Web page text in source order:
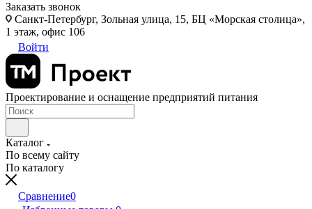
Заказать звонок
Санкт-Петербург, Зольная улица, 15, БЦ «Морская столица»,
1 этаж, офис 106
Войти
Проектирование и оснащение предприятий питания
Каталог
По всему сайту
По каталогу
Сравнение0